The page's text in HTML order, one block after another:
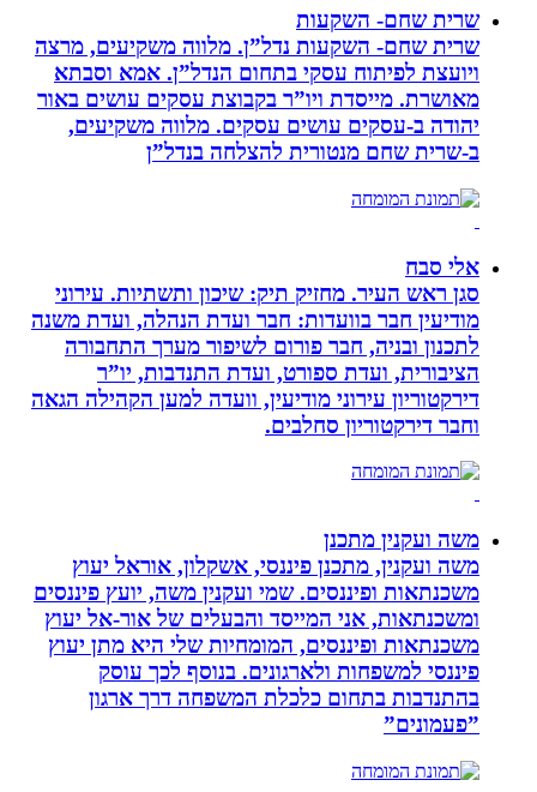
שרית שחם- השקעות
שרית שחם- השקעות נדל”ן. מלווה משקיעים, מרצה
ויועצת לפיתוח עסקי בתחום הנדל”ן. אמא וסבתא
מאושרת. ‏מייסדת ויו”ר בקבוצת עסקים עושים באור
יהודה‏ ב-‏עסקים עושים עסקים‏. ‏מלווה משקיעים,
ב-‏שרית שחם מנטורית להצלחה בנדל”ן‏
אלי סבח
סגן ראש העיר. מחזיק תיק: שיכון ותשתיות. עירוני
מודיעין חבר בוועדות: חבר ועדת הנהלה, ועדת משנה
לתכנון ובניה, חבר פורום לשיפור מערך התחבורה
הציבורית, ועדת ספורט, ועדת התנדבות, יו”ר
דירקטוריון עירוני מודיעין, וועדה למען הקהילה הגאה
וחבר דירקטוריון סחלבים.
משה ועקנין מתכנן
משה ועקנין, מתכנן פיננסי, אשקלון, אוראל יעוץ
משכנתאות ופיננסים. שמי ועקנין משה, יועץ פיננסים
ומשכנתאות, אני המייסד והבעלים של אור-אל יעוץ
משכנתאות ופיננסים, המומחיות שלי היא מתן יעוץ
פיננסי למשפחות ולארגונים. בנוסף לכך עוסק
בהתנדבות בתחום כלכלת המשפחה דרך ארגון
”פעמונים”